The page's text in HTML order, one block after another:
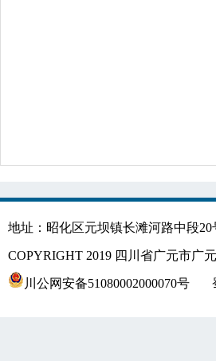
地址：昭化区元坝镇长滩河路中段20
COPYRIGHT 2019 四川省广元市广
川公网安备51080002000070号